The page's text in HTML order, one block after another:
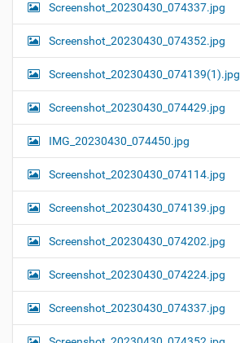
Screenshot_20230430_074337.jpg
Screenshot_20230430_074352.jpg
Screenshot_20230430_074139(1).jpg
Screenshot_20230430_074429.jpg
IMG_20230430_074450.jpg
Screenshot_20230430_074114.jpg
Screenshot_20230430_074139.jpg
Screenshot_20230430_074202.jpg
Screenshot_20230430_074224.jpg
Screenshot_20230430_074337.jpg